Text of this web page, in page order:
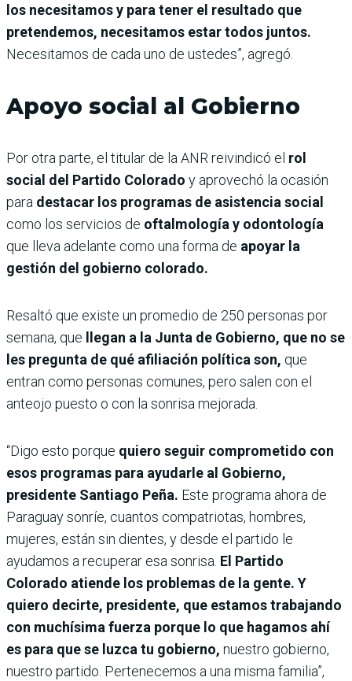
los necesitamos y para tener el resultado que
pretendemos, necesitamos estar todos juntos.
Necesitamos de cada uno de ustedes”, agregó.
Apoyo social al Gobierno
Por otra parte, el titular de la ANR reivindicó el rol
social del Partido Colorado y aprovechó la ocasión
para destacar los programas de asistencia social
como los servicios de oftalmología y odontología
que lleva adelante como una forma de apoyar la
gestión del gobierno colorado.
Resaltó que existe un promedio de 250 personas por
semana, que
llegan a la Junta de Gobierno, que no se
les pregunta de qué afiliación política son, que
entran como personas comunes, pero salen con el
anteojo puesto o con la sonrisa mejorada.
“Digo esto porque quiero seguir comprometido con
esos programas para ayudarle al Gobierno,
presidente Santiago Peña. Este programa ahora de
Paraguay sonríe, cuantos compatriotas, hombres,
mujeres, están sin dientes, y desde el partido le
ayudamos a recuperar esa sonrisa. El Partido
Colorado atiende los problemas de la gente. Y
quiero decirte, presidente, que estamos trabajando
con muchísima fuerza porque lo que hagamos ahí
es para que se luzca tu gobierno, nuestro gobierno,
nuestro partido. Pertenecemos a una misma familia”,